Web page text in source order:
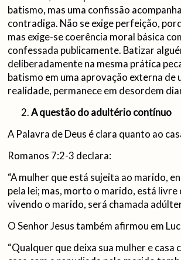
batismo, mas uma confissão
contradiga. Não se exige perfeição,
mas exige-se coerência moral básica
confessada publicamente. Batizar
deliberadamente na mesma prática
batismo em uma aprovação externa de
realidade, permanece em desordem
A questão do adultério contínuo
A Palavra de Deus é clara quanto ao
Romanos 7:2-3 declara:
“A mulher que está sujeita ao marido,
pela lei; mas, morto o marido, está
vivendo o marido, será chamada
O Senhor Jesus também afirmou em
“Qualquer que deixa sua mulher e